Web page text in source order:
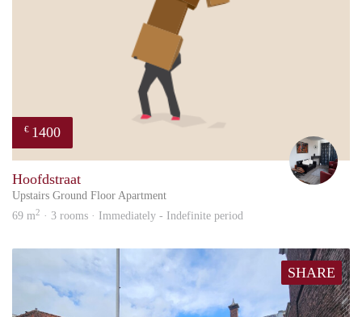
€ 1400
Hoofdstraat
Upstairs Ground Floor Apartment
69 m2 · 3 rooms · Immediately - Indefinite period
SHARE